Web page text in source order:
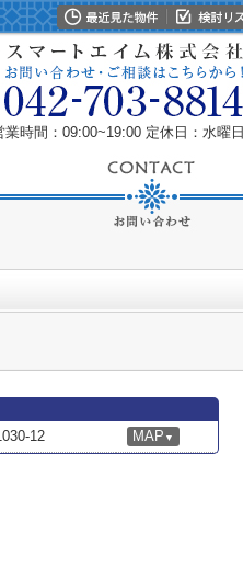
業時間：09:00~19:00 定休日：水曜日
12 MAP ▼